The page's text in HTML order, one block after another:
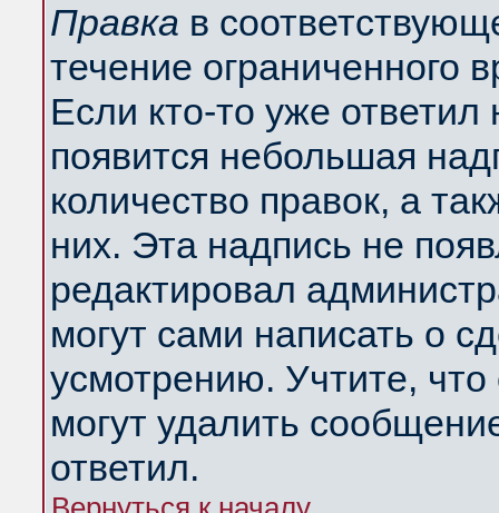
Правка в
течение ограниченного
Если кто-то уже
появится небольшая
количество правок, а
них. Эта надпись не
редактировал
могут сами написать о
усмотрению. Учтите,
могут удалить
ответил.